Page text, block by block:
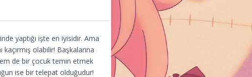
yaptığı işte en iyisidir. Ama
olabilir! Başkalarına
de bir çocuk temin etmek
ise bir telepat olduğudur!